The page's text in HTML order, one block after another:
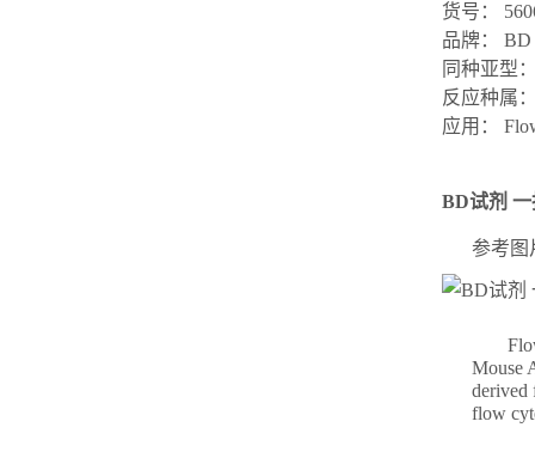
货号：
品牌： BD
同种亚型
反应种属
应用：
BD试剂 一
参考图
Mouse
derived
flow